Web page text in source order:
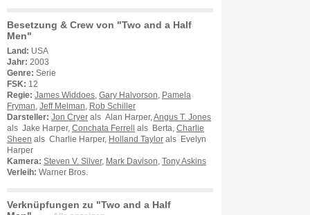
Besetzung & Crew von "Two and a Half
Men"
Land: USA
Jahr: 2003
Genre: Serie
FSK: 12
Regie: James Widdoes Gary Halvorson
Pamela
Fryman Jeff Melman
Rob Schiller
Darsteller: Jon Cryer als Alan Harper, Angus T. Jones
als Jake Harper, Conchata Ferrell als Berta, Charlie
Sheen als Charlie Harper, Holland Taylor als Evelyn
Harper
Kamera: Steven V. Silver, Mark Davison Tony Askins
Verleih: Warner Bros.
Verknüpfungen zu "Two and a Half